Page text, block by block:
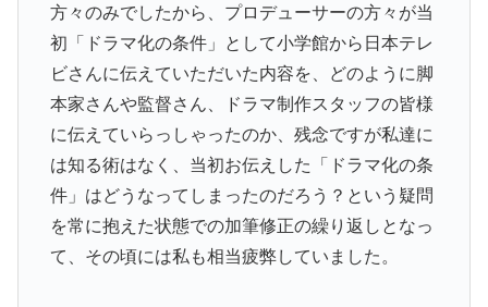
方々のみでしたから、プロデューサーの方々が当
初「ドラマ化の条件」として小学館から日本テレ
ビさんに伝えていただいた内容を、どのように脚
本家さんや監督さん、ドラマ制作スタッフの皆様
に伝えていらっしゃったのか、残念ですが私達に
は知る術はなく、当初お伝えした「ドラマ化の条
件」はどうなってしまったのだろう？という疑問
を常に抱えた状態での加筆修正の繰り返しとなっ
て、その頃には私も相当疲弊していました。